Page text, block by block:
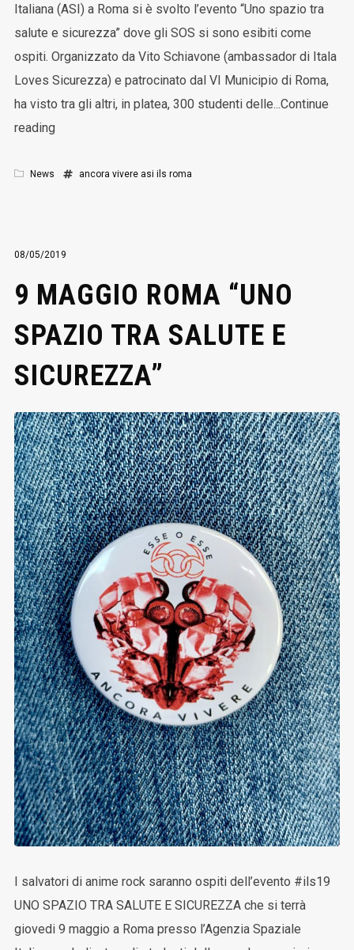
Italiana (ASI) a Roma si è svolto l’evento “Uno spazio tra
salute e sicurezza” dove gli SOS si sono esibiti come
ospiti. Organizzato da Vito Schiavone (ambassador di Itala
Loves Sicurezza) e patrocinato dal VI Municipio di Roma,
ha visto tra gli altri, in platea, 300 studenti delle...Continue
reading
News ancora vivere asi ils roma
08/05/2019
9 MAGGIO ROMA “UNO
SPAZIO TRA SALUTE E
SICUREZZA”
I salvatori di anime rock saranno ospiti dell’evento #ils19
UNO SPAZIO TRA SALUTE E SICUREZZA che si terrà
giovedi 9 maggio a Roma presso l’Agenzia Spaziale